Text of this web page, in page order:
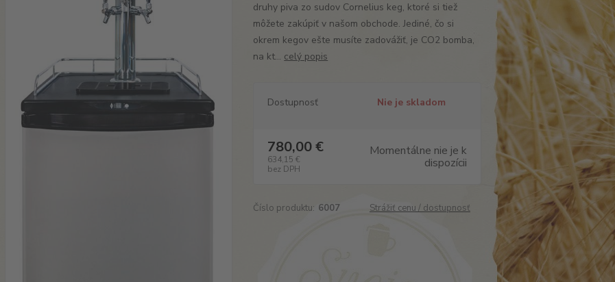
druhy piva zo sudov Cornelius keg, ktoré si tiež
môžete zakúpiť v našom obchode. Jediné, čo si
okrem kegov ešte musíte zadovážiť, je CO2 bomba,
na kt... celý popis
Dostupnosť Nie je skladom
780,00 €
634,15 €
bez DPH
Momentálne nie je k
dispozícii
Číslo produktu: 6007 Strážiť cenu / dostupnosť